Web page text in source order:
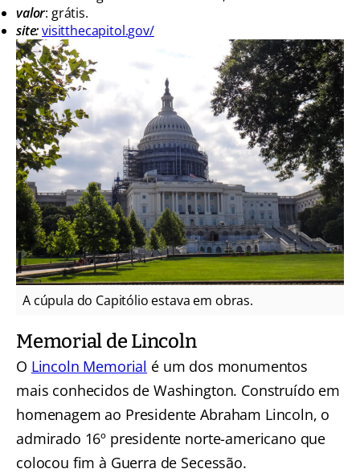
valor: grátis.
site:visitthecapitol.gov/
A cúpula do Capitólio estava em obras.
Memorial de Lincoln
O Lincoln Memorial é um dos monumentos
mais conhecidos de Washington. Construído em
homenagem ao Presidente Abraham Lincoln, o
admirado 16º presidente norte-americano que
colocou fim à Guerra de Secessão.